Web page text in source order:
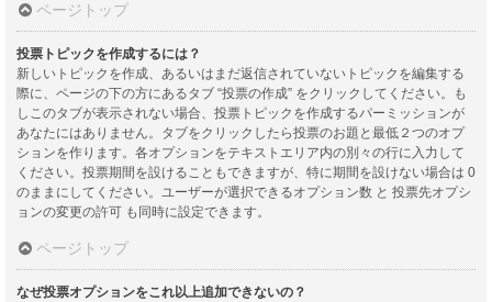
ページトップ
投票トピックを作成するには？
新しいトピックを作成、あるいはまだ返信されていないトピックを編集する
際に、ページの下の方にあるタブ “投票の作成” をクリックしてください。も
しこのタブが表示されない場合、投票トピックを作成するパーミッションが
あなたにはありません。タブをクリックしたら投票のお題と最低２つのオプ
ションを作ります。各オプションをテキストエリア内の別々の行に入力して
ください。投票期間を設けることもできますが、特に期間を設けない場合は 0
のままにしてください。ユーザーが選択できるオプション数 と 投票先オプシ
ョンの変更の許可 も同時に設定できます。
ページトップ
なぜ投票オプションをこれ以上追加できないの？